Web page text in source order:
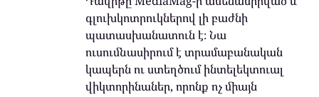
գլուխկոտրուկներով լի բաժնի
պատասխանատուն է։ Նա
ուսումնասիրում է տրամաբանական
կապերն ու ստեղծում ինտելեկտուալ
վիկտորինաներ, որոնք ոչ միայն